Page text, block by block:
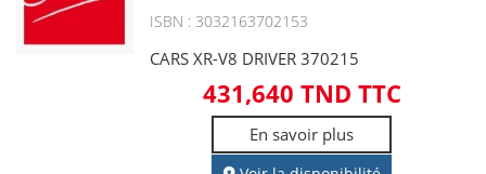
ISBN : 3032163702153
CARS XR-V8 DRIVER 370215
431,640 TND TTC
En savoir plus